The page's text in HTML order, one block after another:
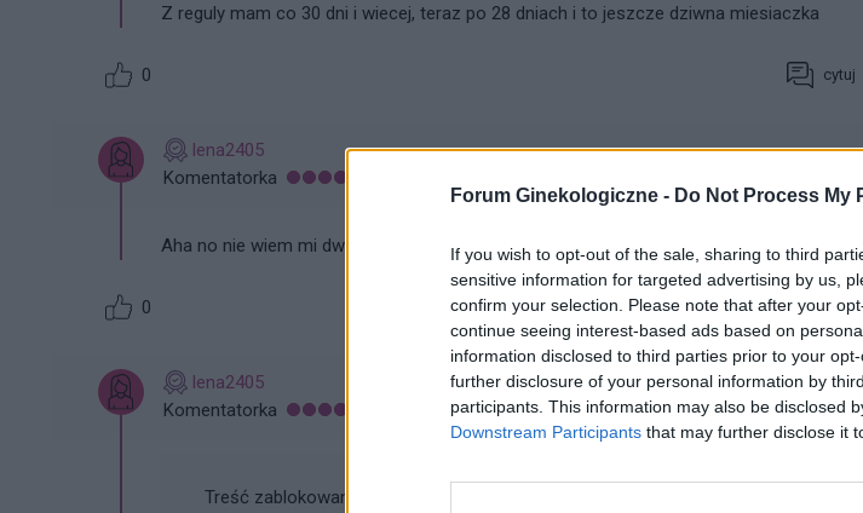
Forum Ginekologiczne - Do Not Process My
If you wish to opt-out of the sale, sharing to third
sensitive information for targeted advertising by us,
confirm your selection. Please note that after your
continue seeing interest-based ads based on
information disclosed to third parties prior to your
further disclosure of your personal information by
participants. This information may also be disclosed
Downstream Participants that may further disclose it
Z reguly mam co 30 dni i wiecej, teraz po 28 dniach i to jeszcze dziwna miesiaczka
0 cytuj
lena2405
Komentatorka
Aha no nie wiem mi dwa razy się zdarzyło taka miesiączka właśnie nie nadazysz za
0 cytuj
lena2405
Komentatorka
Treść zablokowana przez moderatora